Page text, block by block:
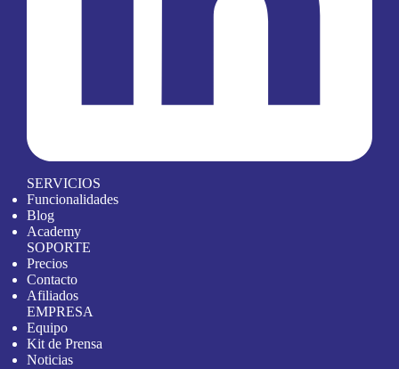
SERVICIOS
Funcionalidades
Blog
Academy
SOPORTE
Precios
Contacto
Afiliados
EMPRESA
Equipo
Kit de Prensa
Noticias